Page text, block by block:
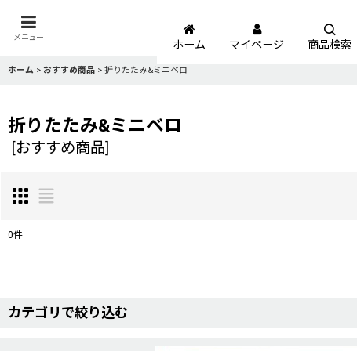
メニュー
ホーム マイページ 商品検索
ホーム > おすすめ商品 > 折りたたみ&ミニベロ
折りたたみ&ミニベロ
[おすすめ商品]
表示数 :
0件
カテゴリで絞り込む